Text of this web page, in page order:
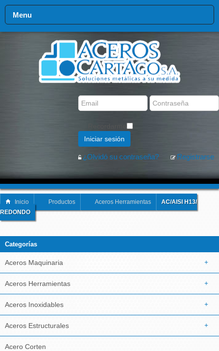
Menu
Iniciar sesión
¿Olvidó su contraseña? Registrarse
Inicio Productos Aceros Herramientas
AC/AISI H13/
REDONDO
Categorías
Aceros Maquinaria
Aceros Herramientas
Aceros Inoxidables
Aceros Estructurales
Acero Corten